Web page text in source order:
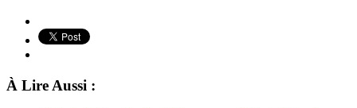
À Lire Aussi :